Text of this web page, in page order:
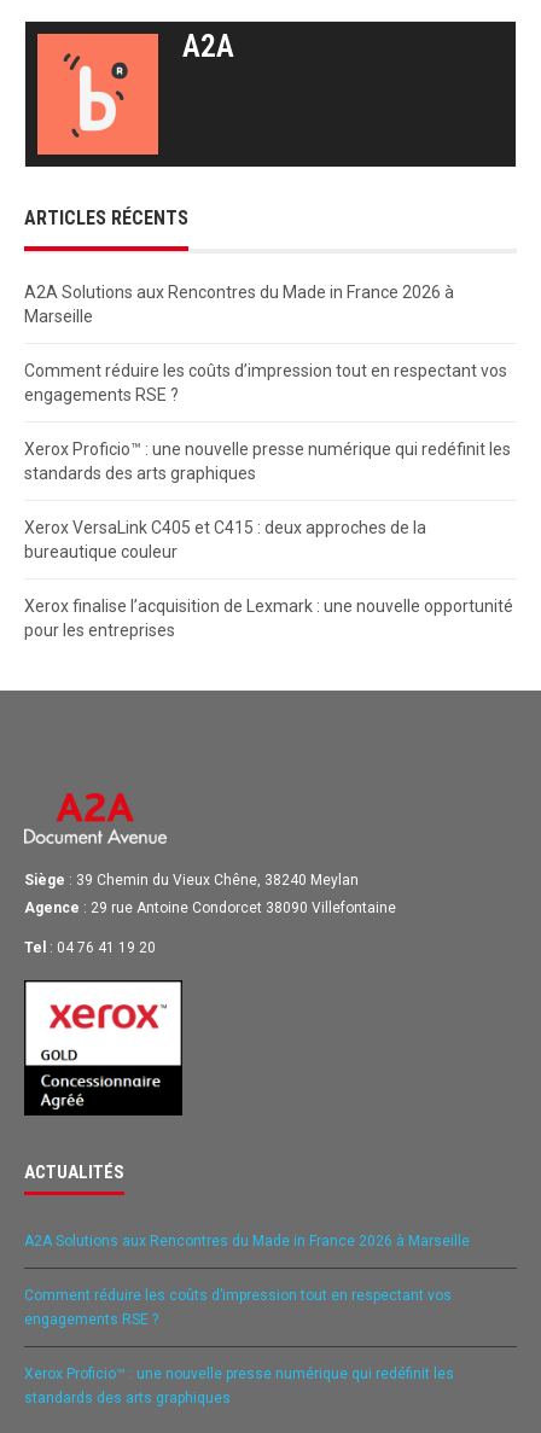
A2A
ARTICLES RÉCENTS
A2A Solutions aux Rencontres du Made in France 2026 à
Marseille
Comment réduire les coûts d’impression tout en respectant vos
engagements RSE ?
Xerox Proficio™ : une nouvelle presse numérique qui redéfinit les
standards des arts graphiques
Xerox VersaLink C405 et C415 : deux approches de la
bureautique couleur
Xerox finalise l’acquisition de Lexmark : une nouvelle opportunité
pour les entreprises
Siège : 39 Chemin du Vieux Chêne, 38240 Meylan
Agence : 29 rue Antoine Condorcet 38090 Villefontaine
Tel : 04 76 41 19 20
ACTUALITÉS
A2A Solutions aux Rencontres du Made in France 2026 à Marseille
Comment réduire les coûts d’impression tout en respectant vos
engagements RSE ?
Xerox Proficio™ : une nouvelle presse numérique qui redéfinit les
standards des arts graphiques